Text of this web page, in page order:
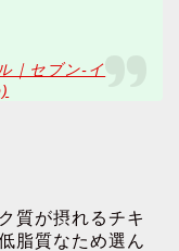
｜セブン‐イ
質が摂れるチキ
脂質なため選ん